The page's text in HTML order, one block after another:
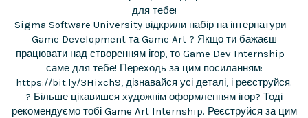
для тебе!
Sigma Software University відкрили набір на інтернатури –
Game Development та Game Art ? Якщо ти бажаєш
працювати над створенням ігор, то Game Dev Internship –
саме для тебе! Переходь за цим посиланням:
https://bit.ly/3Hixch9, дізнавайся усі деталі, і реєструйся.
? Більше цікавишся художнім оформленням ігор? Тоді
рекомендуємо тобі Game Art Internship. Реєструйся за цим